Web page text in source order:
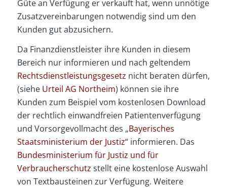
Güte an Verfügung er verkauft hat, wenn unnötige
Zusatzvereinbarungen notwendig sind um den
Kunden gut abzusichern.
Da Finanzdienstleister ihre Kunden in diesem
Bereich nur informieren und nach geltendem
Rechtsdienstleistungsgesetz nicht beraten dürfen,
(siehe Urteil AG Northeim) können sie ihre
Kunden zum Beispiel vom kostenlosen Download
der rechtlich einwandfreien Patientenverfügung
und Vorsorgevollmacht des „Bayerisches
Staatsministerium der Justiz“ informieren. Das
Bundesministerium für Justiz und für
Verbraucherschutz stellt eine kostenlose Auswahl
von Textbausteinen zur Verfügung. Weitere